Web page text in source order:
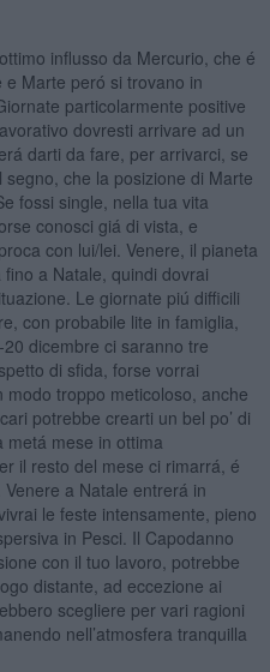
influsso da Mercurio, che é
Marte peró si trovano in
particolarmente positive
dovresti arrivare ad un
darti da fare, per arrivarci, se
che la posizione di Marte
fossi single, nella tua vita
conosci giá di vista, e
con lui/lei. Venere, il pianeta
a Natale, quindi dovrai
Le giornate piú difficili
con probabile lite in famiglia,
20 dicembre ci saranno tre
di sfida, forse vorrai
troppo meticoloso, anche
potrebbe crearti un bel po’ di
metá mese in ottima
il resto del mese ci rimarrá, é
a Natale entrerá in
le feste intensamente, pieno
in Pesci. Il Capodanno
con il tuo lavoro, potrebbe
distante, ad eccezione ai
scegliere per vari ragioni
nell’atmosfera tranquilla